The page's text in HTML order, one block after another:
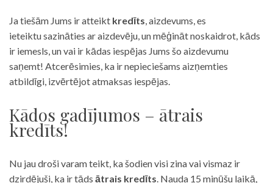
Ja tiešām Jums ir atteikt kredīts, aizdevums, es
ieteiktu sazināties ar aizdevēju, un mēģināt noskaidrot, kāds
ir iemesls, un vai ir kādas iespējas Jums šo aizdevumu
saņemt! Atcerēsimies, ka ir nepieciešams aizņemties
atbildīgi, izvērtējot atmaksas iespējas.
Kādos gadījumos – ātrais
kredīts!
Nu jau droši varam teikt, ka šodien visi zina vai vismaz ir
dzirdējuši, ka ir tāds ātrais kredīts. Nauda 15 minūšu laikā,